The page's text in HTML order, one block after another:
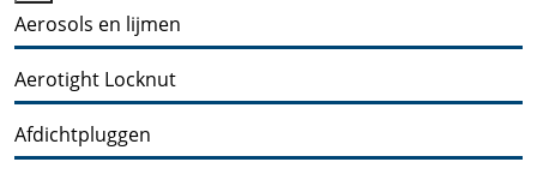
Aerosols en lijmen
Aerotight Locknut
Afdichtpluggen